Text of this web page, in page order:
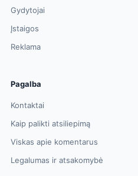
Gydytojai
Įstaigos
Reklama
Pagalba
Kontaktai
Kaip palikti atsiliepimą
Viskas apie komentarus
Legalumas ir atsakomybė